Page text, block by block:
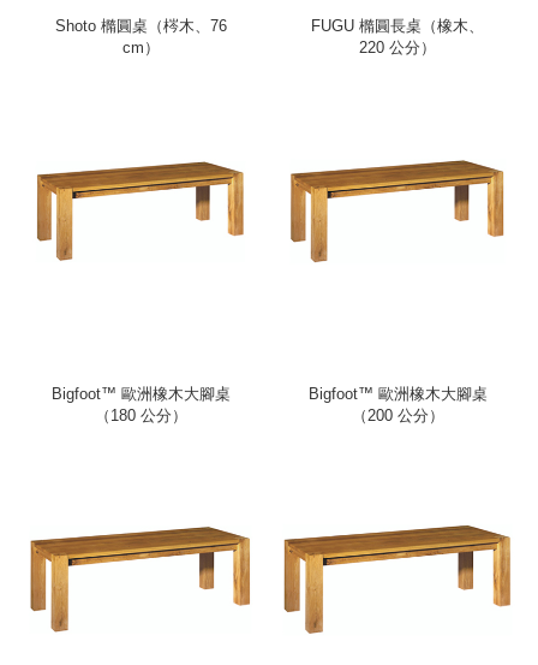
Shoto 橢圓桌（梣木、76
cm）
FUGU 橢圓長桌（橡木、
220 公分）
Bigfoot™ 歐洲橡木大腳桌
（180 公分）
Bigfoot™ 歐洲橡木大腳桌
（200 公分）